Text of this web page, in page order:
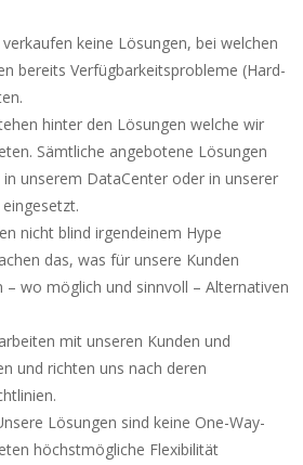
verkaufen keine Lösungen, bei welchen
bereits Verfügbarkeitsprobleme (Hard-
hinter den Lösungen welche wir
Sämtliche angebotene Lösungen
unserem DataCenter oder in unserer
nicht blind irgendeinem Hype
das, was für unsere Kunden
– wo möglich und sinnvoll – Alternativen
mit unseren Kunden und
und richten uns nach deren
Lösungen sind keine One-Way-
höchstmögliche Flexibilität